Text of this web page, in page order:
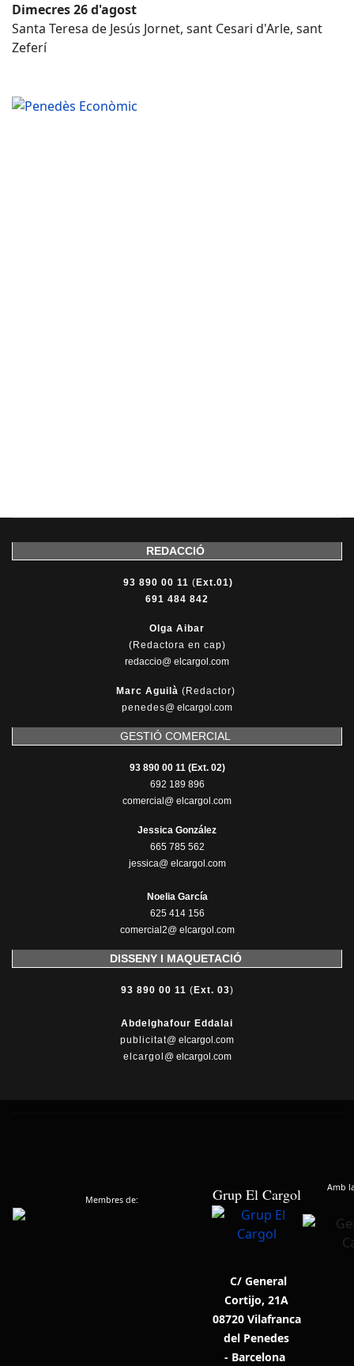
Dimecres 26 d'agost
Santa Teresa de Jesús Jornet, sant Cesari d'Arle, sant
Zeferí
REDACCIÓ
93 890 00 11 ( Ext.01)
691 484 842
Olga Aibar
(Redactora en cap)
redaccio@ elcargol.com
Marc Aguilà (Redactor)
penedes@ elcargol.com
GESTIÓ COMERCIAL
93 890 00 11 (Ext. 02)
692 189 896
comercial@ elcargol.com
Jessica González
665 785 562
jessica@ elcargol.com
Noelia García
625 414 156
comercial2@ elcargol.com
DISSENY I MAQUETACIÓ
93 890 00 11 ( Ext. 03)
Abdelghafour Eddalai
publicitat@ elcargol.com
elcargol @ elcargol.com
Membres de: Grup El Cargol Amb
C/ General
Cortijo, 21A
08720 Vilafranca
del Penedes
- Barcelona